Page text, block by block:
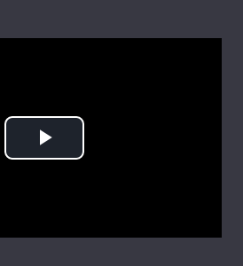
Вакансії
Play